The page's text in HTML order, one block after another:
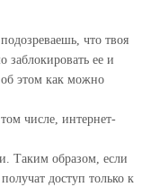
что твоя
заблокировать ее и
об этом как можно
числе, интернет-
Таким образом, если
доступ только к